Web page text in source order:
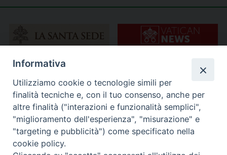
Informativa
Utilizziamo cookie o tecnologie simili per
finalità tecniche e, con il tuo consenso, anche per
altre finalità ("interazioni e funzionalità semplici",
"miglioramento dell'esperienza", "misurazione" e
"targeting e pubblicità") come specificato nella
cookie policy.